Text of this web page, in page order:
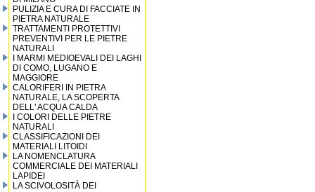
PULIZIA E CURA DI FACCIATE IN
PIETRA NATURALE
TRATTAMENTI PROTETTIVI
PREVENTIVI PER LE PIETRE
NATURALI
I MARMI MEDIOEVALI DEI LAGHI
DI COMO, LUGANO E
MAGGIORE
CALORIFERI IN PIETRA
NATURALE, LA SCOPERTA
DELL' ACQUA CALDA
I COLORI DELLE PIETRE
NATURALI
CLASSIFICAZIONI DEI
MATERIALI LITOIDI
LA NOMENCLATURA
COMMERCIALE DEI MATERIALI
LAPIDEI
LA SCIVOLOSITÀ DEI